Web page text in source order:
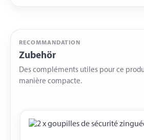
RECOMMANDATION
Zubehör
Des compléments utiles pour ce
manière compacte.